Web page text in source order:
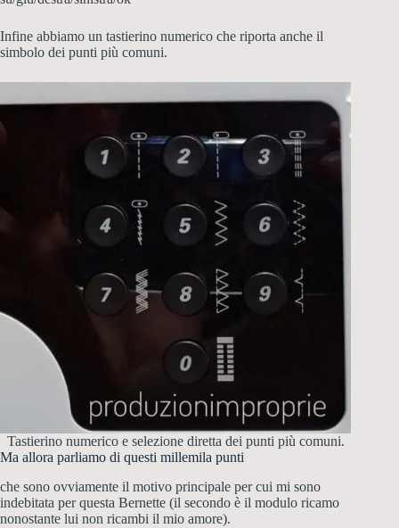
Infine abbiamo un tastierino numerico che riporta anche il
simbolo dei punti più comuni.
Tastierino numerico e selezione diretta dei punti più comuni.
Ma allora parliamo di questi millemila punti
che sono ovviamente il motivo principale per cui mi sono
indebitata per questa Bernette (il secondo è il modulo ricamo
nonostante lui non ricambi il mio amore).